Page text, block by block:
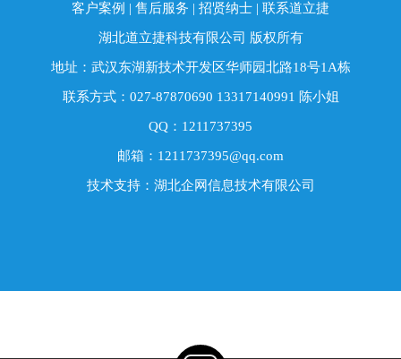
干燥。制备好的空KBr片应透明，与空气相比，透
光率应在75%以上。5、如供试品为盐酸盐，因考
虑到在压片过程中可能出现的离子交换现象，标
替溴化钾进行压片，但也可比较氯化钾压片和溴
化钾压片后测得的光谱，如二者没有区别，则可
量一般为1～2mg，因不可能用天平称量后加入，
并且每种样品的对红外光的吸收程度不一致，故
客户案例 | 售后服务 | 招贤纳士 | 联系道立捷
湖北道立捷科技有限公司 版权所有
地址：武汉东湖新技术开发区华师园北路18号1A栋
联系方式：027-87870690 13317140991 陈小姐
QQ：1211737395
邮箱：1211737395@qq.com
技术支持：湖北企网信息技术有限公司